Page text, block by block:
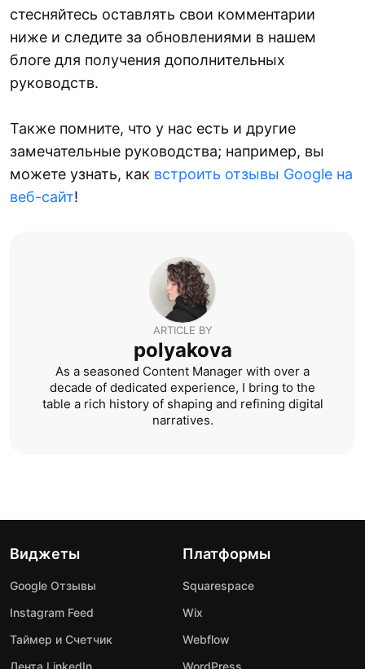
стесняйтесь оставлять свои комментарии
ниже и следите за обновлениями в нашем
блоге для получения дополнительных
руководств.
Также помните, что у нас есть и другие
замечательные руководства; например, вы
можете узнать, как встроить отзывы Google на
веб-сайт!
ARTICLE BY
polyakova
As a seasoned Content Manager with over a
decade of dedicated experience, I bring to the
table a rich history of shaping and refining digital
narratives.
Виджеты
Google Отзывы
Instagram Feed
Таймер и Счетчик
Платформы
Squarespace
Wix
Webflow